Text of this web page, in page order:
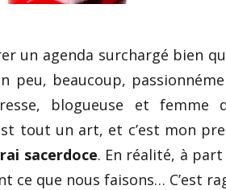
un agenda surchargé bien
peu, beaucoup,
blogueuse et femme
tout un art, et c’est mon
sacerdoce. En réalité, à
ce que nous faisons… C’est